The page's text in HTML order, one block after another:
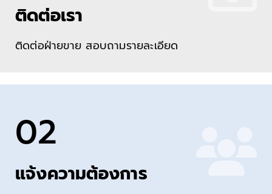
ติดต่อเรา
ติดต่อฝ่ายขาย สอบถามรายละเอียด
02
แจ้งความต้องการ